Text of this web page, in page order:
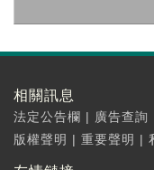
相關訊息
法定公告欄 | 廣告查詢
版權聲明 | 重要聲明 |